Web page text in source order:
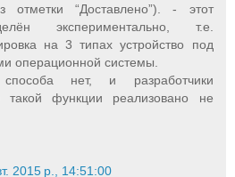
отметки “Доставлено”). - этот
экспериментально, т.е.
на 3 типах устройство под
операционной системы.
нет, и разработчики
такой функции реализовано не
2015 р., 14:51:00